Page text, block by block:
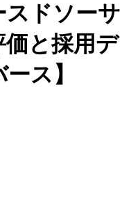
スドソーサ
と採用デ
ス】